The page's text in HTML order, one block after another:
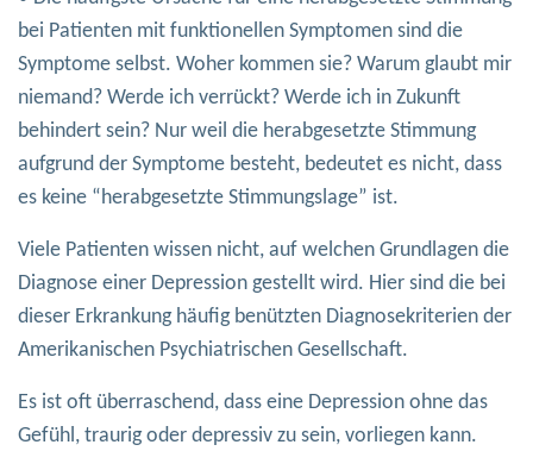
bei Patienten mit funktionellen Symptomen sind die
Symptome selbst. Woher kommen sie? Warum glaubt mir
niemand? Werde ich verrückt? Werde ich in Zukunft
behindert sein? Nur weil die herabgesetzte Stimmung
aufgrund der Symptome besteht, bedeutet es nicht, dass
es keine “herabgesetzte Stimmungslage” ist.
Viele Patienten wissen nicht, auf welchen Grundlagen die
Diagnose einer Depression gestellt wird. Hier sind die bei
dieser Erkrankung häufig benützten Diagnosekriterien der
Amerikanischen Psychiatrischen Gesellschaft.
Es ist oft überraschend, dass eine Depression ohne das
Gefühl, traurig oder depressiv zu sein, vorliegen kann.